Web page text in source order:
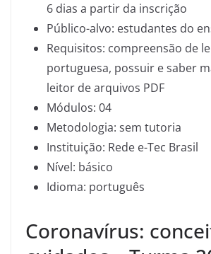
6 dias a partir da inscrição
Público-alvo: estudantes do
Requisitos: compreensão de
portuguesa, possuir e saber
leitor de arquivos PDF
Módulos: 04
Metodologia: sem tutoria
Instituição: Rede e-Tec Brasil
Nível: básico
Idioma: português
Coronavírus: